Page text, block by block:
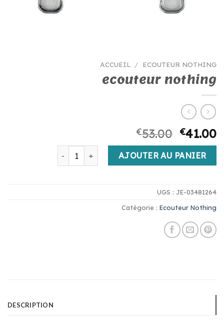
ACCUEIL / ECOUTEUR NOTHING
ecouteur nothing
€53.00 €41.00
quantité de ecouteur nothing
AJOUTER AU PANIER
UGS : JE-03481264
Catégorie : Ecouteur Nothing
DESCRIPTION